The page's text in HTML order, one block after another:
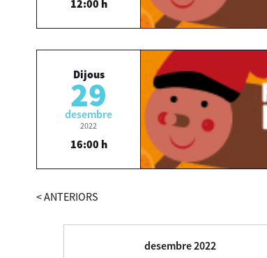
12:00 h
Dijous
29
desembre
2022
16:00 h
<ANTERIORS
desembre 2022